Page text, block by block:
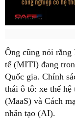
Ông cũng nói
tế (MITI) đang
Quốc gia. Chính
thái ô tô: xe thế
(MaaS) và Cách
nhân tạo (AI).